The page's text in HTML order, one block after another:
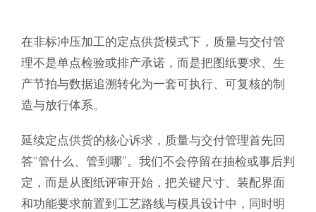
在非标冲压加工的定点供货模式下，质量与交付管
理不是单点检验或排产承诺，而是把图纸要求、生
产节拍与数据追溯转化为一套可执行、可复核的制
造与放行体系。
延续定点供货的核心诉求，质量与交付管理首先回
答“管什么、管到哪”。我们不会停留在抽检或事后判
定，而是从图纸评审开始，把关键尺寸、装配界面
和功能要求前置到工艺路线与模具设计中，同时明